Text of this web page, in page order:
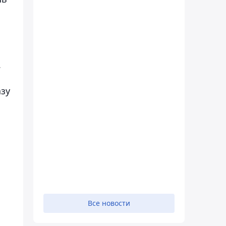
Все новости